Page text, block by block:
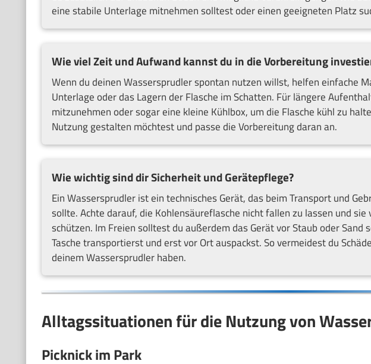
eine stabile Unterlage mitnehmen solltest oder einen geeigneten Platz
Wie viel Zeit und Aufwand kannst du in die Vorbereitung
Wenn du deinen Wassersprudler spontan nutzen willst, helfen einfache
Unterlage oder das Lagern der Flasche im Schatten. Für längere
mitzunehmen oder sogar eine kleine Kühlbox, um die Flasche kühl zu
Nutzung gestalten möchtest und passe die Vorbereitung daran an.
Wie wichtig sind dir Sicherheit und Gerätepflege?
Ein Wassersprudler ist ein technisches Gerät, das beim Transport und
sollte. Achte darauf, die Kohlensäureflasche nicht fallen zu lassen und
schützen. Im Freien solltest du außerdem das Gerät vor Staub oder Sand
Tasche transportierst und erst vor Ort auspackst. So vermeidest du
deinem Wassersprudler haben.
Alltagssituationen für die Nutzung von
Picknick im Park